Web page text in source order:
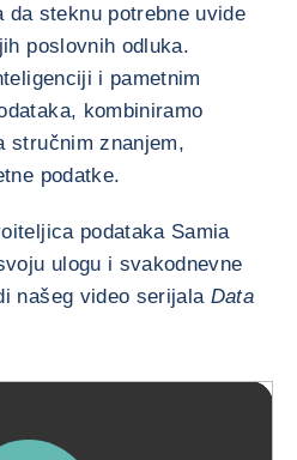
da steknu potrebne uvide
poslovnih odluka.
i pametnim
kombiniramo
stručnim znanjem,
podatke.
podataka Samia
ulogu i svakodnevne
našeg video serijala Data